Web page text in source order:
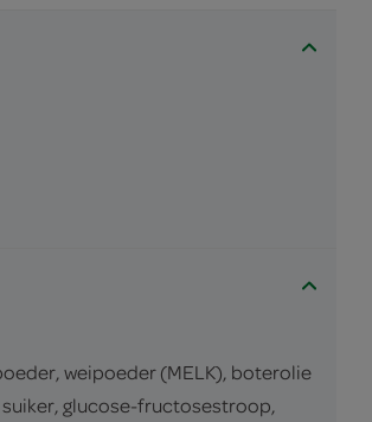
weipoeder (MELK), boterolie
suiker, glucose-fructosestroop,